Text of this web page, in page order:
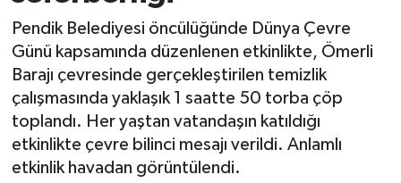
Pendik Belediyesi öncülüğünde Dünya Çevre
Günü kapsamında düzenlenen etkinlikte, Ömerli
Barajı çevresinde gerçekleştirilen temizlik
çalışmasında yaklaşık 1 saatte 50 torba çöp
toplandı. Her yaştan vatandaşın katıldığı
etkinlikte çevre bilinci mesajı verildi. Anlamlı
etkinlik havadan görüntülendi.
MAGAZİN
KÜLTÜR SANAT
SAĞLIK
Son Dakika Haberleri
Haber Arşivi